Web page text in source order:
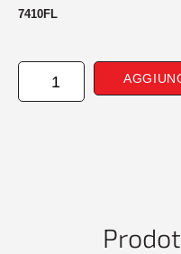
7410FL
PARAURTI
POSTERIORE